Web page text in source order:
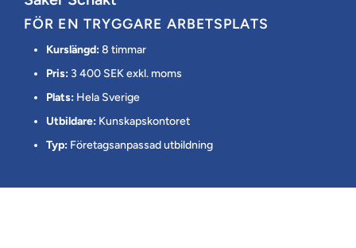
FÖR EN TRYGGARE ARBETSPLATS
Kurslängd:8 timmar
Pris: 3 400 SEK exkl. moms
Plats: Hela Sverige
Utbildare: Kunskapskontoret
Typ: Företagsanpassad utbildning